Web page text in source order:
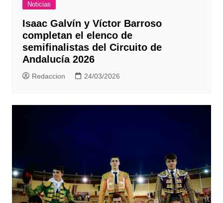
Noticias
Isaac Galvín y Víctor Barroso
completan el elenco de
semifinalistas del Circuito de
Andalucía 2026
Redaccion 24/03/2026